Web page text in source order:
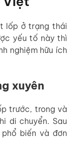
lốp ở trạng thái
yếu tố này thì
nghiệm hữu ích
xuyên
trước, trong và
di chuyển. Sau
biến và đơn